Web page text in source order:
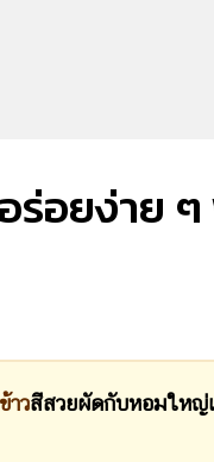
อยง่าย
าวสีสวยผัดกับหอมใหญ่